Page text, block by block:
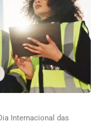
Internacional das